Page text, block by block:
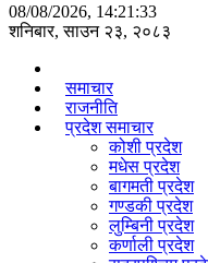
08/08/2026, 14:21:33
शनिबार, साउन २३, २०८३
समाचार
राजनीति
प्रदेश समाचार
कोशी प्रदेश
मधेस प्रदेश
बागमती प्रदेश
गण्डकी प्रदेश
लुम्बिनी प्रदेश
कर्णाली प्रदेश